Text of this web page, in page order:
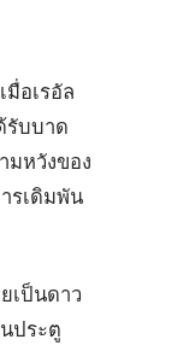
อเรอัล
รับบาด
มหวังของ
รเดิมพัน
เป็นดาว
ประตู